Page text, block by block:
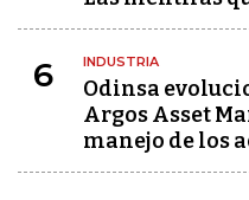
6 INDUSTRIA
Odinsa
Argos Asset
manejo de los